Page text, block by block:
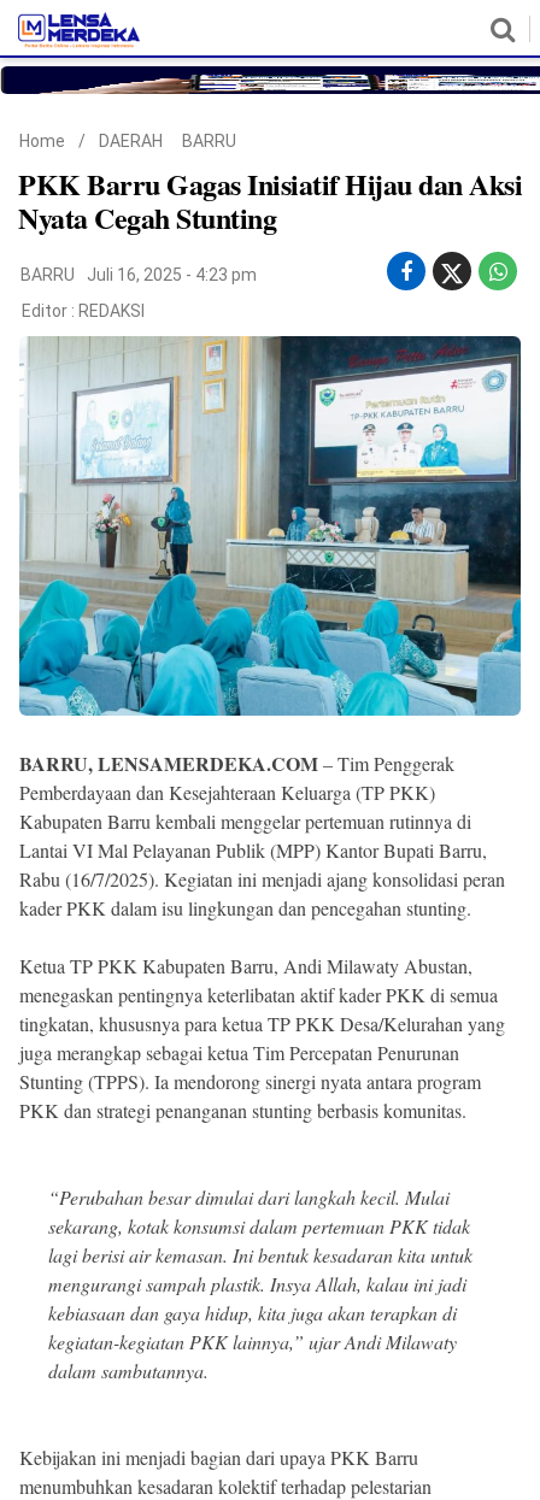
©
Copyright
Lensa
Merdeka
Home / DAERAH BARRU
PKK Barru Gagas Inisiatif Hijau dan Aksi
Nyata Cegah Stunting
BARRU
Juli 16, 2025 - 4:23 pm
Editor : REDAKSI
BARRU, LENSAMERDEKA.COM– Tim Penggerak
Pemberdayaan dan Kesejahteraan Keluarga (TP PKK)
Kabupaten Barru kembali menggelar pertemuan rutinnya di
Lantai VI Mal Pelayanan Publik (MPP) Kantor Bupati Barru,
Rabu (16/7/2025). Kegiatan ini menjadi ajang konsolidasi peran
kader PKK dalam isu lingkungan dan pencegahan stunting.
Ketua TP PKK Kabupaten Barru, Andi Milawaty Abustan,
menegaskan pentingnya keterlibatan aktif kader PKK di semua
tingkatan, khususnya para ketua TP PKK Desa/Kelurahan yang
juga merangkap sebagai ketua Tim Percepatan Penurunan
Stunting (TPPS). Ia mendorong sinergi nyata antara program
PKK dan strategi penanganan stunting berbasis komunitas.
“Perubahan besar dimulai dari langkah kecil. Mulai
sekarang, kotak konsumsi dalam pertemuan PKK tidak
lagi berisi air kemasan. Ini bentuk kesadaran kita untuk
mengurangi sampah plastik. Insya Allah, kalau ini jadi
kebiasaan dan gaya hidup, kita juga akan terapkan di
kegiatan-kegiatan PKK lainnya,” ujar Andi Milawaty
dalam sambutannya.
Kebijakan ini menjadi bagian dari upaya PKK Barru
menumbuhkan kesadaran kolektif terhadap pelestarian